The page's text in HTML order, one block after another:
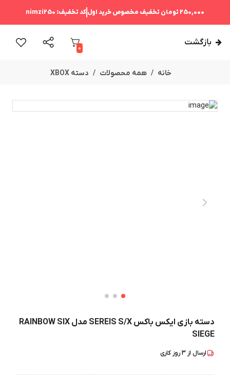
250,000 تومان تخفیف مخصوص خرید اولکد تخفیف: nimzi250
بازگشت
0
خانه همه محصولات دسته XBOX
دسته بازی ایکس باکس SEREIS S/X مدل RAINBOW SIX
SIEGE
ارسال از 3روز کاری